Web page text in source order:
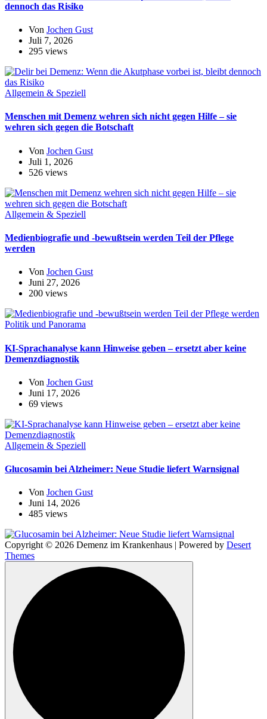
dennoch das Risiko
Von Jochen Gust
Juli 7, 2026
295 views
Allgemein & Speziell
Menschen mit Demenz wehren sich nicht gegen Hilfe – sie
wehren sich gegen die Botschaft
Von Jochen Gust
Juli 1, 2026
526 views
Allgemein & Speziell
Medienbiografie und -bewußtsein werden Teil der Pflege
werden
Von Jochen Gust
Juni 27, 2026
200 views
Politik und Panorama
KI-Sprachanalyse kann Hinweise geben – ersetzt aber keine
Demenzdiagnostik
Von Jochen Gust
Juni 17, 2026
69 views
Allgemein & Speziell
Glucosamin bei Alzheimer: Neue Studie liefert Warnsignal
Von Jochen Gust
Juni 14, 2026
485 views
Copyright © 2026 Demenz im Krankenhaus | Powered by Desert
Themes